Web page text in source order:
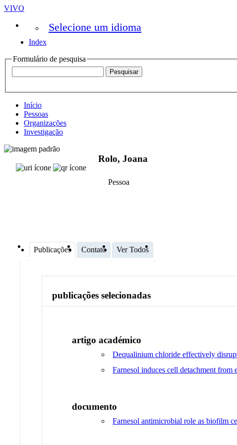
VIVO
Selecione um idioma
Index
Formulário de pesquisa
Início
Pessoas
Organizações
Investigação
Rolo, Joana
Pessoa
Publicações Contato Ver Todos
publicações selecionadas
artigo académico
Dequalinium chloride effectively
Farnesol induces cell detachment
documento
Farnesol antimicrobial role as biofilm